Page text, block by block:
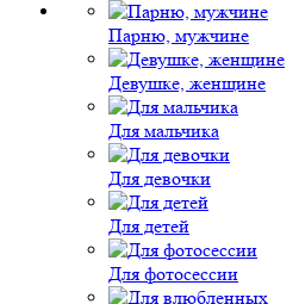
Парню, мужчине
Девушке, женщине
Для мальчика
Для девочки
Для детей
Для фотосессии